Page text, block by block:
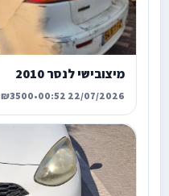
מיצובישי לנסר 2010
22/07/2026 00:52
•
₪3500